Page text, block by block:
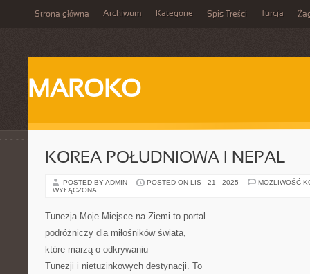
Strona główna Archiwum Kategorie Spis Treści Turcja
MAROKO
KOREA POŁUDNIOWA I NEPAL
POSTED BY ADMIN POSTED ON LIS - 21 - 2025
MOŻLIWOŚĆ
WYŁĄCZONA
Tunezja Moje Miejsce na Ziemi to portal
podróżniczy dla miłośników świata,
które marzą o odkrywaniu
Tunezji i nietuzinkowych destynacji. To